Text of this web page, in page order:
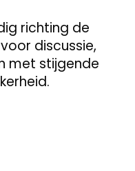
richting de
discussie,
met stijgende